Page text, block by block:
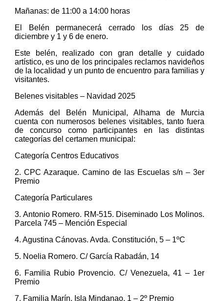
Mañanas: de 11:00 a 14:00 horas
El Belén permanecerá cerrado los días 25 de
diciembre y 1 y 6 de enero.
Este belén, realizado con gran detalle y cuidado
artístico, es uno de los principales reclamos navideños
de la localidad y un punto de encuentro para familias y
visitantes.
Belenes visitables – Navidad 2025
Además del Belén Municipal, Alhama de Murcia
cuenta con numerosos belenes visitables, tanto fuera
de concurso como participantes en las distintas
categorías del certamen municipal:
Categoría Centros Educativos
2. CPC Azaraque. Camino de las Escuelas s/n – 3er
Premio
Categoría Particulares
3. Antonio Romero. RM-515. Diseminado Los Molinos.
Parcela 745 – Mención Especial
4. Agustina Cánovas. Avda. Constitución, 5 – 1ºC
5. Noelia Romero. C/ García Rabadán, 14
6. Familia Rubio Provencio. C/ Venezuela, 41 – 1er
Premio
7. Familia Marín. Isla Mindanao, 1 – 2º Premio